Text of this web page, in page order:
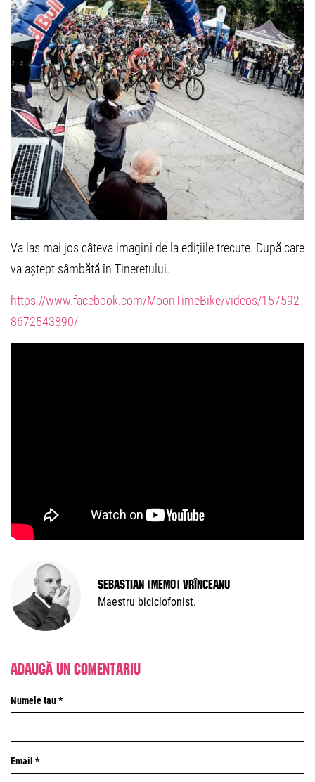
Va las mai jos câteva imagini de la edițiile trecute. După care
va aștept sâmbătă în Tineretului.
https://www.facebook.com/MoonTimeBike/videos/157592
8672543890/
Sebastian (Memo) Vrînceanu
Maestru biciclofonist.
Adaugă un comentariu
Numele tau *
Email *